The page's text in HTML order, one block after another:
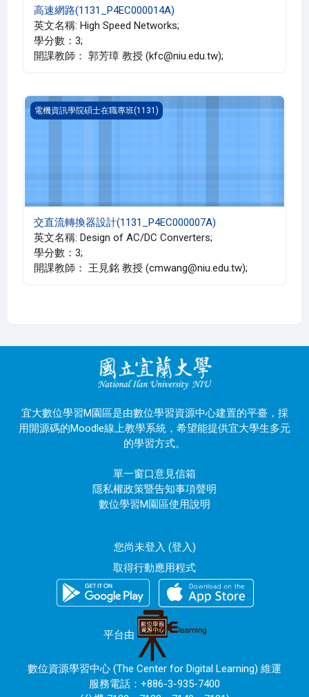
高速網路(1131_P4EC000014A)
英文名稱: High Speed Networks;
學分數：3;
開課教師： 郭芳璋 教授 (kfc@niu.edu.tw);
交直流轉換器設計(1131_P4EC000007A)
電機資訊學院碩士在職專班(1131)
交直流轉換器設計(1131_P4EC000007A)
英文名稱: Design of AC/DC Converters;
學分數：3;
開課教師： 王見銘 教授 (cmwang@niu.edu.tw);
宜大數位學習M園區是由數位學習資源中心建置的平臺，採
用開源碼的Moodle線上教學系統，希望能提供宜大學生多元
的學習方式。
單一窗口意見信箱
隱私權政策暨告知事項聲明
數位學習M園區使用說明
您尚未登入 (登入)
取得行動應用程式
平台由
數位資源學習中心 (The Center for Digital Learning) 維運
服務電話：+886-3-935-7400